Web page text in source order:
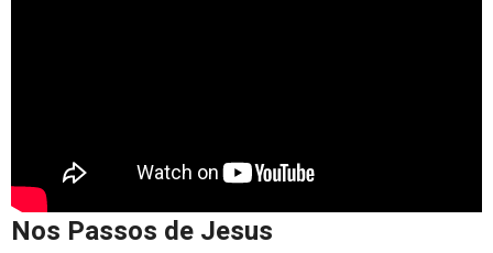
Nos Passos de Jesus